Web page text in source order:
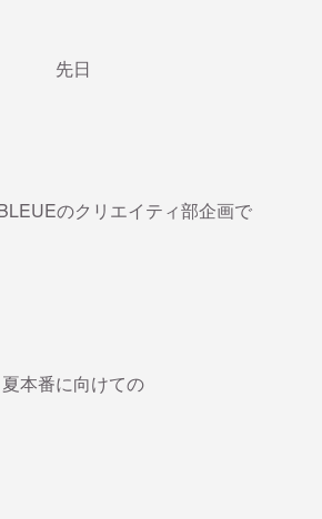
先日
のクリエイティ部企画で
夏本番に向けての